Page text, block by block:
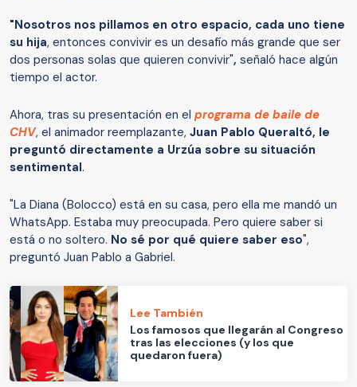
"Nosotros nos pillamos en otro espacio, cada uno tiene
su hija, entonces convivir es un desafío más grande que ser
dos personas solas que quieren convivir", señaló hace algún
tiempo el actor.
Ahora, tras su presentación en el programa de baile de
CHV, el animador reemplazante, Juan Pablo Queraltó, le
preguntó directamente a Urzúa sobre su situación
sentimental.
"La Diana (Bolocco) está en su casa, pero ella me mandó un
WhatsApp. Estaba muy preocupada. Pero quiere saber si
está o no soltero. No sé por qué quiere saber eso",
preguntó Juan Pablo a Gabriel.
Lee También
Los famosos que llegarán al Congreso
tras las elecciones (y los que
quedaron fuera)